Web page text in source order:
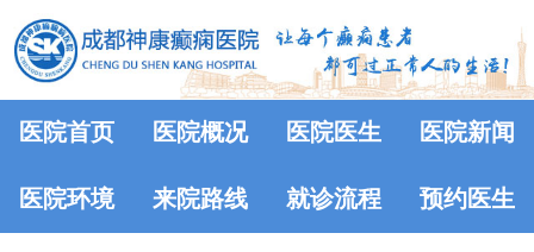
医院首页 医院概况 医院医生 医院新闻
医院环境 来院路线 就诊流程 预约医生